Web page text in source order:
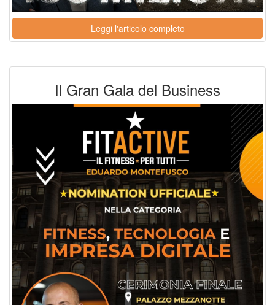
Leggi l'articolo completo
Il Gran Gala del Business